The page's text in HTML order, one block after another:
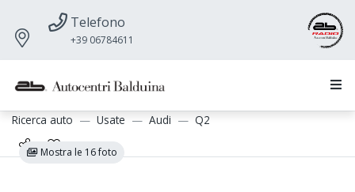
Telefono
+39 06784611
Ricerca auto Usate Audi Q2
Mostra le 16 foto